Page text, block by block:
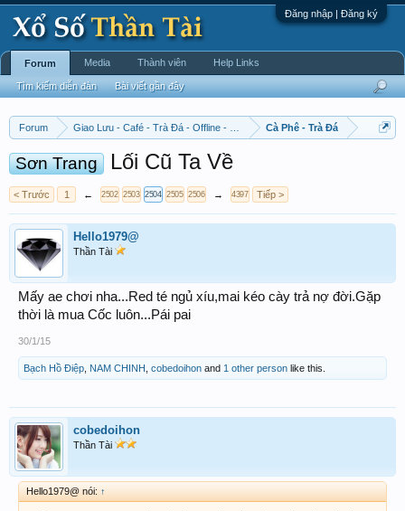
Đăng nhập | Đăng ký
Forum Giao Lưu - Café - Trà Đá - Offline - Tỉnh Tò Hihi!Cà Phê - Trà Đá
Sơn Trang Lối Cũ Ta Về
< Trước 1 ← 2502 2503 2504 2505 2506 → 4397 Tiếp >
Hello1979@
Thần Tài
Mấy ae chơi nha...Red té ngủ xíu,mai kéo cày trả nợ đời.Gặp
thời là mua Cốc luôn...Pái pai
30/1/15
Bạch Hồ Điệp NAM CHINH cobedoihon and 1 other person like this.
cobedoihon
Thần Tài
Hello1979@ nói: ↑
Forum
Tìm kiếm diễn đàn Bài viết gần đây
Media Thành viên Help Links